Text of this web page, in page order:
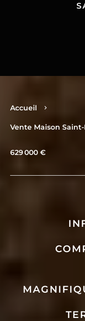
Accueil
Vente Maison
629 000 €